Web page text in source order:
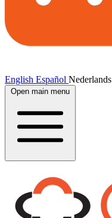
English Español Nederlands
Open main menu